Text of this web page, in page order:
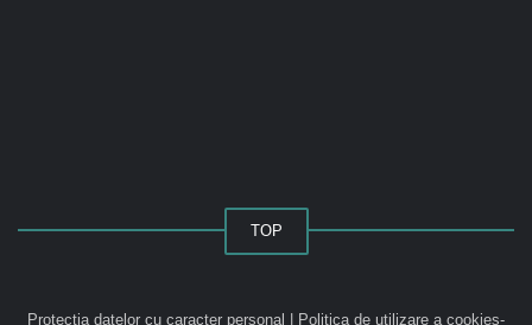
TOP
Protecția datelor cu caracter personal | Politica de utilizare a cookies-